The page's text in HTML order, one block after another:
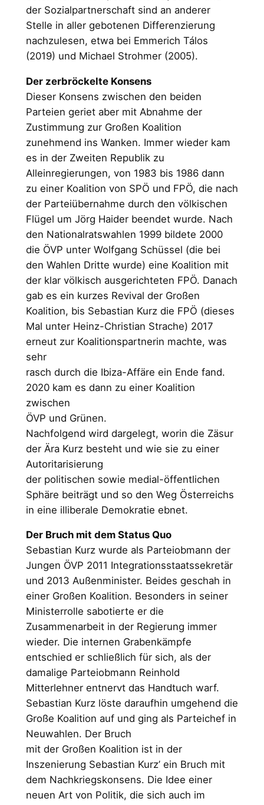
der Sozialpartnerschaft sind an anderer
Stelle in aller gebotenen Differenzierung
nachzulesen, etwa bei Emmerich Tálos
(2019) und Michael Strohmer (2005).
Der zerbröckelte Konsens
Dieser Konsens zwischen den beiden
Parteien geriet aber mit Abnahme der
Zustimmung zur Großen Koalition
zunehmend ins Wanken. Immer wieder kam
es in der Zweiten Republik zu
Alleinregierungen, von 1983 bis 1986 dann
zu einer Koalition von SPÖ und FPÖ, die nach
der Parteiübernahme durch den völkischen
Flügel um Jörg Haider beendet wurde. Nach
den Nationalratswahlen 1999 bildete 2000
die ÖVP unter Wolfgang Schüssel (die bei
den Wahlen Dritte wurde) eine Koalition mit
der klar völkisch ausgerichteten FPÖ. Danach
gab es ein kurzes Revival der Großen
Koalition, bis Sebastian Kurz die FPÖ (dieses
Mal unter Heinz-Christian Strache) 2017
erneut zur Koalitionspartnerin machte, was
sehr
rasch durch die Ibiza-Affäre ein Ende fand.
2020 kam es dann zu einer Koalition
zwischen
ÖVP und Grünen.
Nachfolgend wird dargelegt, worin die Zäsur
der Ära Kurz besteht und wie sie zu einer
Autoritarisierung
der politischen sowie medial-öffentlichen
Sphäre beiträgt und so den Weg Österreichs
in eine illiberale Demokratie ebnet.
Der Bruch mit dem Status Quo
Sebastian Kurz wurde als Parteiobmann der
Jungen ÖVP 2011 Integrationsstaatssekretär
und 2013 Außenminister. Beides geschah in
einer Großen Koalition. Besonders in seiner
Ministerrolle sabotierte er die
Zusammenarbeit in der Regierung immer
wieder. Die internen Grabenkämpfe
entschied er schließlich für sich, als der
damalige Parteiobmann Reinhold
Mitterlehner entnervt das Handtuch warf.
Sebastian Kurz löste daraufhin umgehend die
Große Koalition auf und ging als Parteichef in
Neuwahlen. Der Bruch
mit der Großen Koalition ist in der
Inszenierung Sebastian Kurz’ ein Bruch mit
dem Nachkriegskonsens. Die Idee einer
neuen Art von Politik, die sich auch im